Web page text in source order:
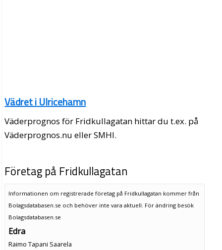
Vädret i Ulricehamn
Väderprognos för Fridkullagatan hittar du t.ex. på
Väderprognos.nu eller SMHI.
Företag på Fridkullagatan
Informationen om registrerade företag på Fridkullagatan kommer från
Bolagsdatabasen.se och behöver inte vara aktuell. För ändring besök
Bolagsdatabasen.se
Edra
Raimo Tapani Saarela